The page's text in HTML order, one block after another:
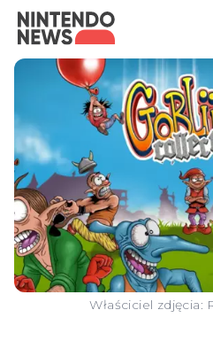
NAGRODY
NEWSY
RECENZJE
ARTYKUŁY
WSPARCIE
O NAS
Właściciel zdjęcia: